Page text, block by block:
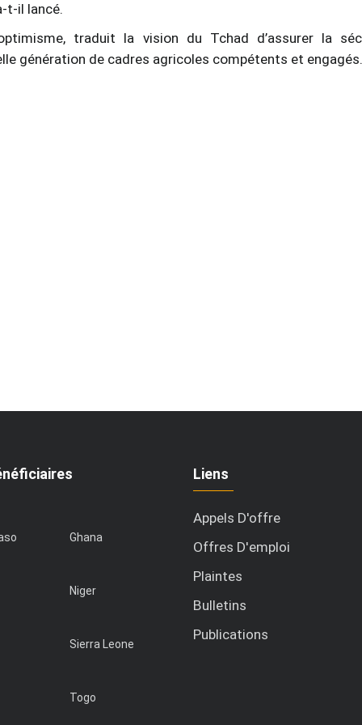
t-il lancé.
traduit la vision du Tchad d’assurer la
génération de cadres agricoles compétents et engagés.
Ghana
Niger
Sierra Leone
Togo
Liens
Appels D'offre
Offres D'emploi
Plaintes
Bulletins
Publications